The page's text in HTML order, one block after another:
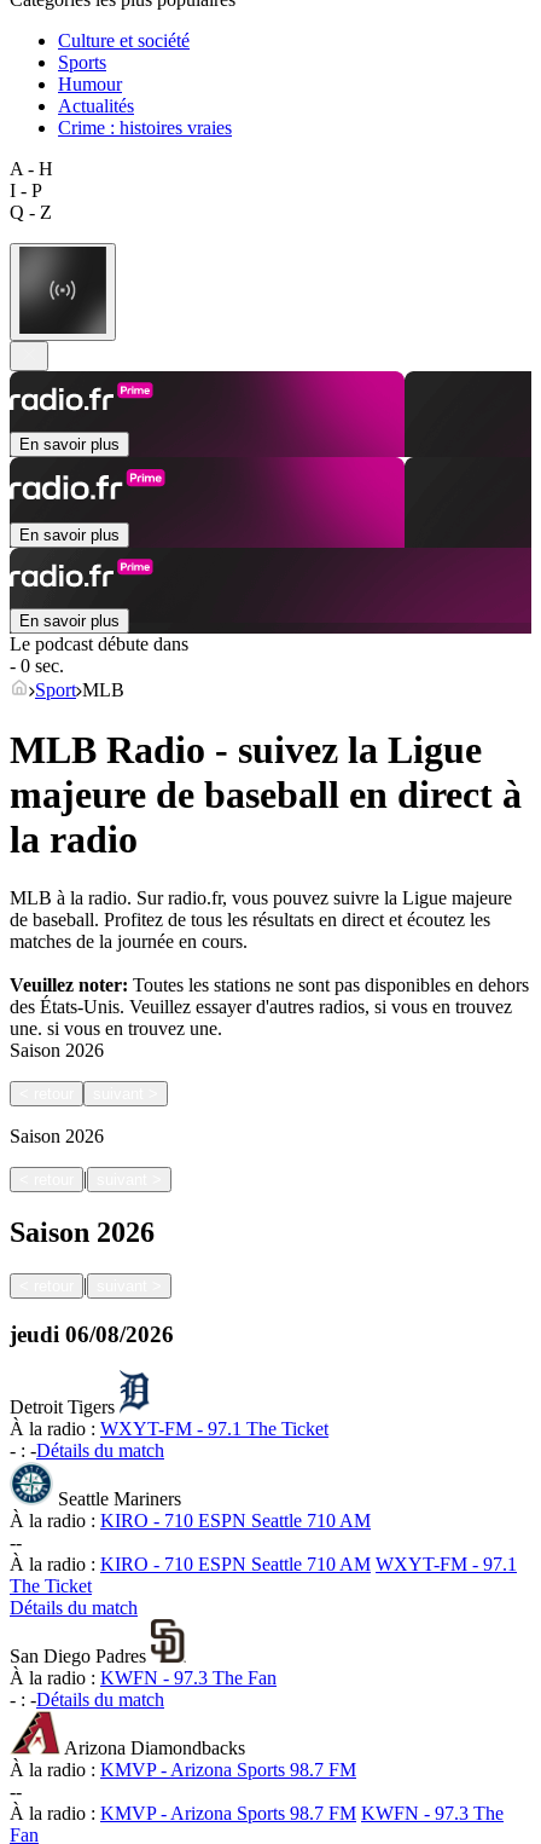
Culture et société
Sports
Humour
Actualités
Crime : histoires vraies
A - H
I - P
Q - Z
En savoir plus
En savoir plus
En savoir plus
Le podcast débute dans
- 0 sec.
Sport MLB
MLB Radio - suivez la Ligue
majeure de baseball en direct à
la radio
MLB à la radio. Sur radio.fr, vous pouvez suivre la Ligue majeure
de baseball. Profitez de tous les résultats en direct et écoutez les
matches de la journée en cours.
Veuillez noter: Toutes les stations ne sont pas disponibles en dehors
des États-Unis. Veuillez essayer d'autres radios, si vous en trouvez
une. si vous en trouvez une.
Saison 2026
Saison 2026
|
Saison 2026
|
jeudi 06/08/2026
Detroit Tigers
À la radio : WXYT-FM - 97.1 The Ticket
- : -Détails du match
Seattle Mariners
À la radio : KIRO - 710 ESPN Seattle 710 AM
--
À la radio : KIRO - 710 ESPN Seattle 710 AM WXYT-FM - 97.1
The Ticket
Détails du match
San Diego Padres
À la radio : KWFN - 97.3 The Fan
- : -Détails du match
Arizona Diamondbacks
À la radio : KMVP - Arizona Sports 98.7 FM
--
À la radio : KMVP - Arizona Sports 98.7 FM KWFN - 97.3 The
Fan